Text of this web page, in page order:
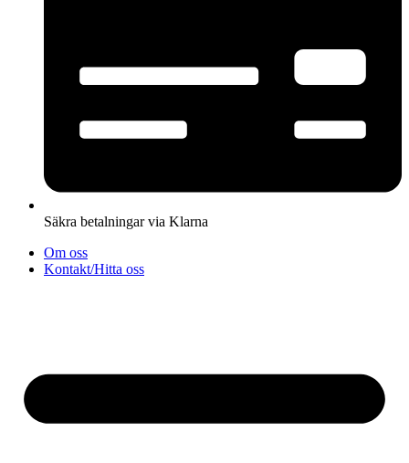
Säkra betalningar via Klarna
Om oss
Kontakt/Hitta oss